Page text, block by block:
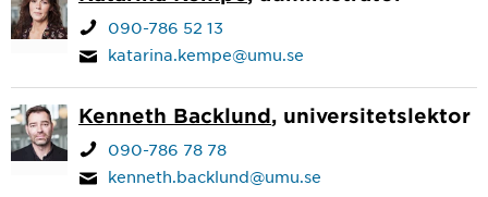
090-786 52 13
katarina.kempe@umu.se
Kenneth Backlund, universitetslektor
090-786 78 78
kenneth.backlund@umu.se